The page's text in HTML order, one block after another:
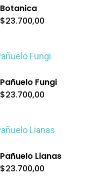
Botanica
$23.700,00
Pañuelo Fungi
$23.700,00
Pañuelo Lianas
$23.700,00